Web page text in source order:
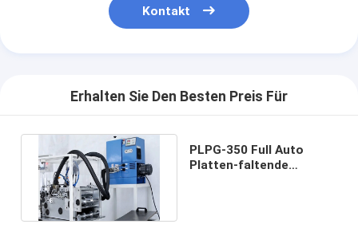
Kontakt
Erhalten Sie Den Besten Preis Für
PLPG-350 Full Auto
Platten-faltende